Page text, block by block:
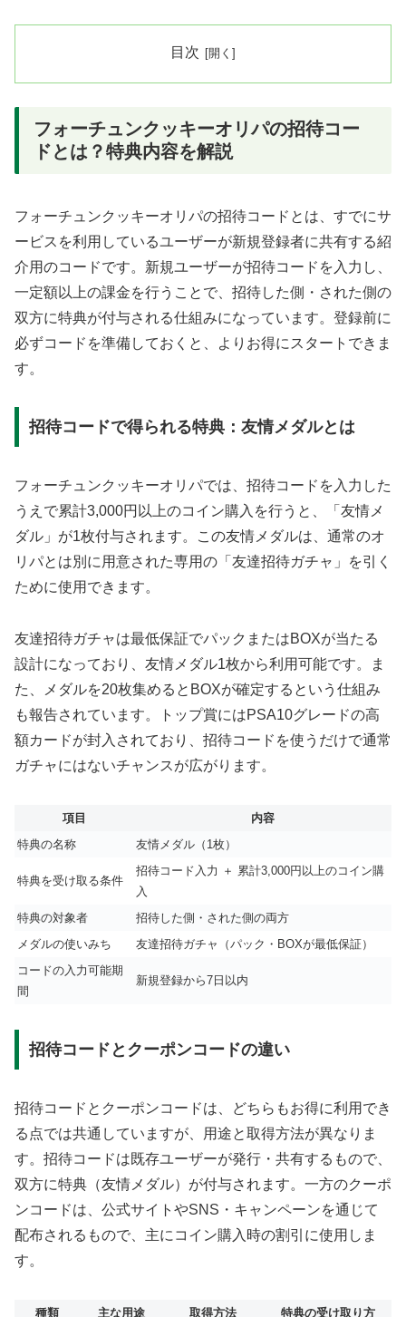
目次
フォーチュンクッキーオリパの招待コー
ドとは？特典内容を解説
フォーチュンクッキーオリパの招待コードとは、すでにサ
ービスを利用しているユーザーが新規登録者に共有する紹
介用のコードです。新規ユーザーが招待コードを入力し、
一定額以上の課金を行うことで、招待した側・された側の
双方に特典が付与される仕組みになっています。登録前に
必ずコードを準備しておくと、よりお得にスタートできま
す。
招待コードで得られる特典：友情メダルとは
フォーチュンクッキーオリパでは、招待コードを入力した
うえで累計3,000円以上のコイン購入を行うと、「友情メ
ダル」が1枚付与されます。この友情メダルは、通常のオ
リパとは別に用意された専用の「友達招待ガチャ」を引く
ために使用できます。
友達招待ガチャは最低保証でパックまたはBOXが当たる
設計になっており、友情メダル1枚から利用可能です。ま
た、メダルを20枚集めるとBOXが確定するという仕組み
も報告されています。トップ賞にはPSA10グレードの高
額カードが封入されており、招待コードを使うだけで通常
ガチャにはないチャンスが広がります。
項目
内容
特典の名称
友情メダル（1枚）
特典を受け取る条件
招待コード入力 ＋ 累計3,000円以上のコイン購
入
特典の対象者
招待した側・された側の両方
メダルの使いみち
友達招待ガチャ（パック・BOXが最低保証）
コードの入力可能期
間
新規登録から7日以内
招待コードとクーポンコードの違い
招待コードとクーポンコードは、どちらもお得に利用でき
る点では共通していますが、用途と取得方法が異なりま
す。招待コードは既存ユーザーが発行・共有するもので、
双方に特典（友情メダル）が付与されます。一方のクーポ
ンコードは、公式サイトやSNS・キャンペーンを通じて
配布されるもので、主にコイン購入時の割引に使用しま
す。
種類 主な用途 取得方法 特典の受け取り方